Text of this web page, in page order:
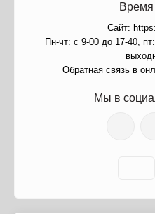
Сайт:
Пн-чт: с 9-00 до 17-40,
Обратная связь в
Мы в